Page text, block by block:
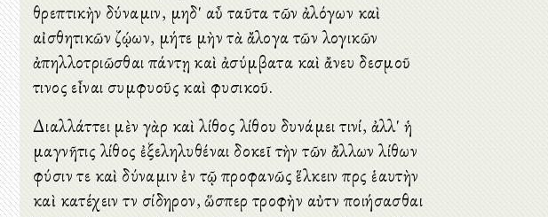
θρεπτικὴν δύναμιν, μηδ' αὖ ταῦτα τῶν ἀλόγων καὶ
αἰσθητικῶν ζῴων, μήτε μὴν τὰ ἄλογα τῶν λογικῶν
ἀπηλλοτριῶσθαι πάντῃ καὶ ἀσύμβατα καὶ ἄνευ δεσμοῦ
τινος εἶναι συμφυοῦς καὶ φυσικοῦ.
Διαλλάττει μὲν γὰρ καὶ λίθος λίθου δυνάμει τινί, ἀλλ' ἡ
μαγνῆτις λίθος ἐξεληλυθέναι δοκεῖ τὴν τῶν ἄλλων λίθων
φύσιν τε καὶ δύναμιν ἐν τῷ προφανῶς ἕλκειν πρὸς ἑαυτὴν
καὶ κατέχειν τὸν σίδηρον, ὥσπερ τροφὴν αὐτὸν ποιήσασθαι